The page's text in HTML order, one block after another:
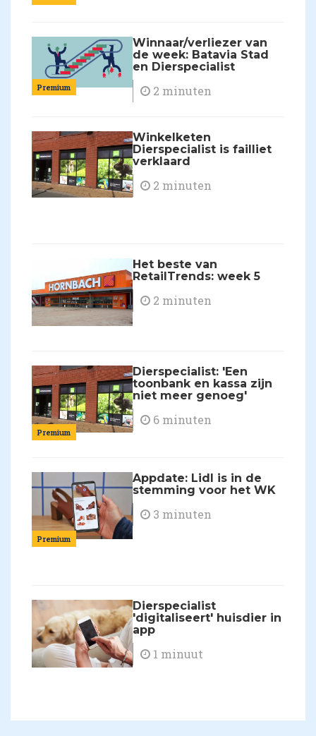
Premium
Winnaar/verliezer van
de week: Batavia Stad
en Dierspecialist
2 minuten
Winkelketen
Dierspecialist is failliet
verklaard
2 minuten
Het beste van
RetailTrends: week 5
2 minuten
Premium
Dierspecialist: 'Een
toonbank en kassa zijn
niet meer genoeg'
6 minuten
Premium
Appdate: Lidl is in de
stemming voor het WK
3 minuten
Dierspecialist
'digitaliseert' huisdier in
app
1 minuut